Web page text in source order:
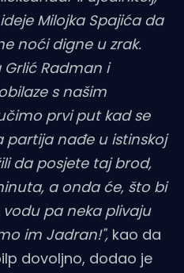
Milojka Spajića da
noći digne u zrak.
Radman i
s našim
prvi put kad se
nađe u istinskoj
da posjete taj brod,
a onda će, što bi
pa neka plivaju
im Jadran!", kao da
dovoljno, dodao je